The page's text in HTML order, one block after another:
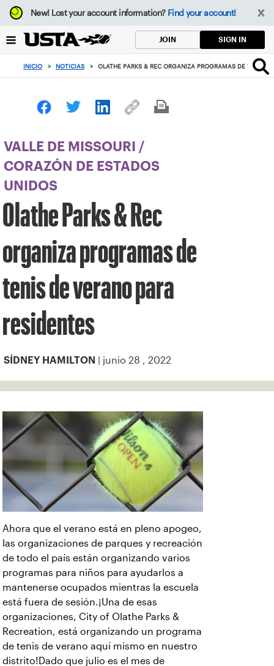
Enfoque
desde
botón
volver
principio
New!Lost your account information? Find your account!
JOIN SIGN IN
INICIO > NOTICIAS > OLATHE PARKS & REC ORGANIZA PROGRAMAS DE TENIS
VALLE DE MISSOURI
/
CORAZÓN DE ESTADOS
UNIDOS
Olathe Parks & Rec
organiza programas de
tenis de verano para
residentes
SÍDNEY HAMILTON | junio 28 , 2022
Ahora que el verano está en pleno apogeo,
las organizaciones de parques y recreación
de todo el país están organizando varios
programas para niños para ayudarlos a
mantenerse ocupados mientras la escuela
está fuera de sesión.¡Una de esas
organizaciones, City of Olathe Parks &
Recreation, está organizando un programa
de tenis de verano aquí mismo en nuestro
distrito!Dado que julio es el mes de